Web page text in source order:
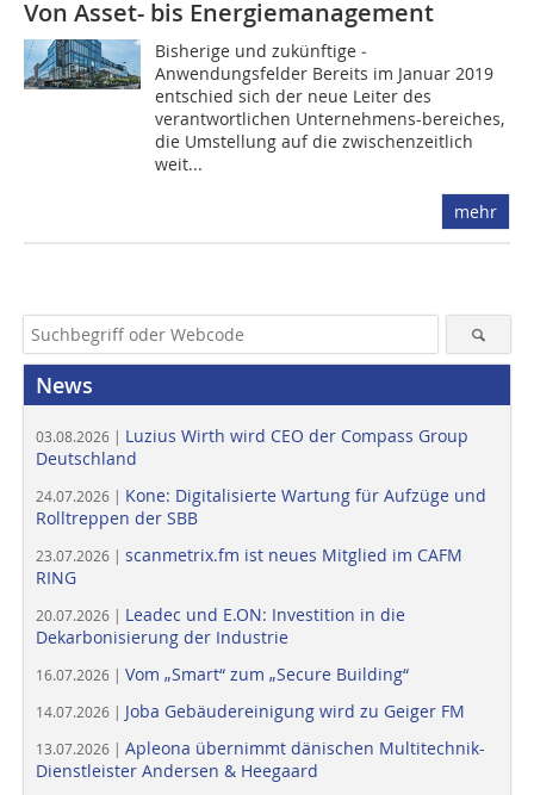
Von Asset- bis Energiemanagement
Bisherige und zukünftige ­
Anwendungsfelder Bereits im Januar 2019
entschied sich der neue Leiter des
verantwortlichen Unternehmens-bereiches,
die Umstellung auf die zwischenzeitlich
weit...
mehr
News
03.08.2026 | Luzius Wirth wird CEO der Compass Group
Deutschland
24.07.2026 | Kone: Digitalisierte Wartung für Aufzüge und
Rolltreppen der SBB
23.07.2026 | scanmetrix.fm ist neues Mitglied im CAFM
RING
20.07.2026 | Leadec und E.ON: Investition in die
Dekarbonisierung der Industrie
16.07.2026 | Vom „Smart“ zum „Secure Building“
14.07.2026 | Joba Gebäudereinigung wird zu Geiger FM
13.07.2026 | Apleona übernimmt dänischen Multitechnik-
Dienstleister Andersen & Heegaard